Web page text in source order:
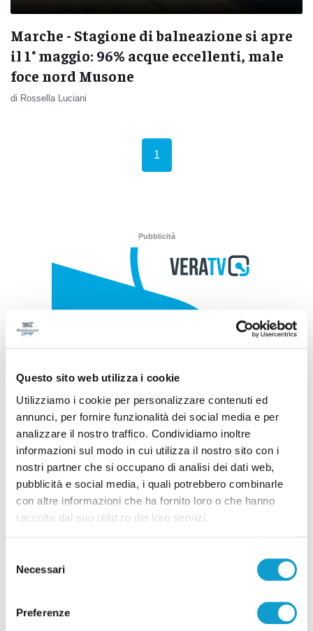
Questo sito web utilizza i cookie
Utilizziamo i cookie per personalizzare contenuti ed
annunci, per fornire funzionalità dei social media e per
analizzare il nostro traffico. Condividiamo inoltre
informazioni sul modo in cui utilizza il nostro sito con i
nostri partner che si occupano di analisi dei dati web,
pubblicità e social media, i quali potrebbero combinarle
con altre informazioni che ha fornito loro o che hanno
raccolto dal suo utilizzo dei loro servizi.
delNecessari
Preferenze
Marche - Stagione di balneazione si apre
il 1° maggio: 96% acque eccellenti, male
foce nord Musone
di Rossella Luciani
1
Pubblicità